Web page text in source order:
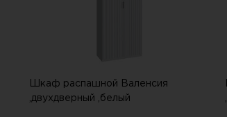
Стеллажи
Шкаф распашной Валенсия
,двухдверный ,белый